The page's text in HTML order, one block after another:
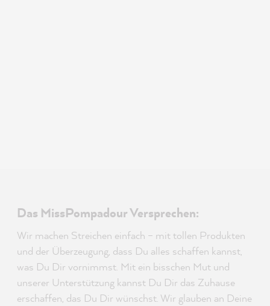
Das MissPompadour Versprechen:
Wir machen Streichen einfach – mit tollen Produkten
und der Überzeugung, dass Du alles schaffen kannst,
was Du Dir vornimmst. Mit ein bisschen Mut und
unserer Unterstützung kannst Du Dir das Zuhause
erschaffen, das Du Dir wünschst. Wir glauben an Deine